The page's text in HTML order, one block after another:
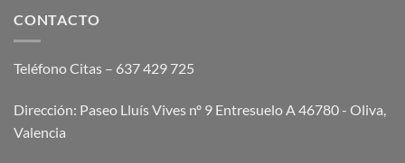
CONTACTO
Teléfono Citas – 637 429 725
Dirección: Paseo Lluís Vives nº 9 Entresuelo A 46780 - Oliva,
Valencia